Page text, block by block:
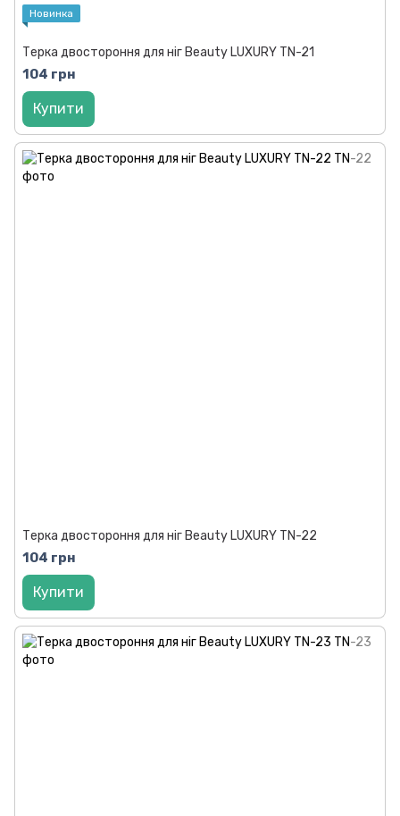
Новинка
Терка двостороння для ніг Beauty LUXURY TN-21
104 грн
Купити
Терка двостороння для ніг Beauty LUXURY TN-22
104 грн
Купити